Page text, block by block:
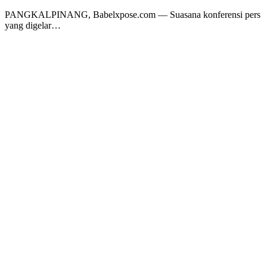
PANGKALPINANG, Babelxpose.com — Suasana konferensi pers
yang digelar…